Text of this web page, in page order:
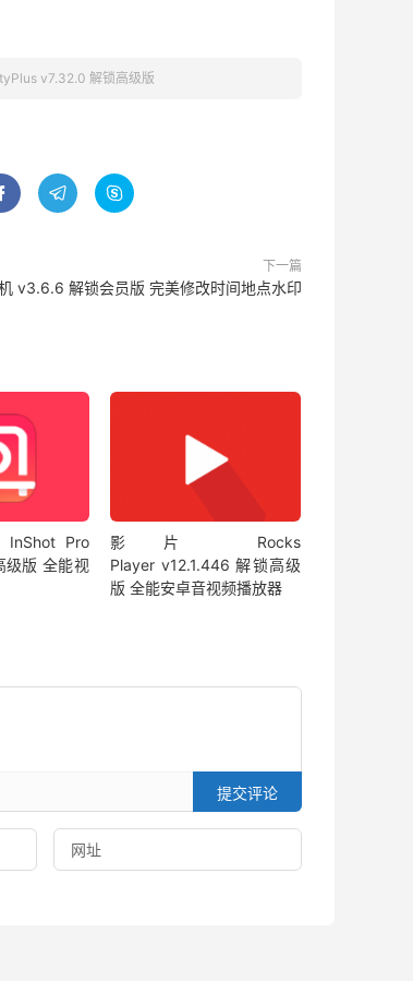
v7.32.0 解锁高级版
 
下一篇
v3.6.6 解锁会员版 完美修改时间地点水印
Pro
级版 全能视
影片 Rocks
Player v12.1.446 解锁高级
版 全能安卓音视频播放器
提交评论